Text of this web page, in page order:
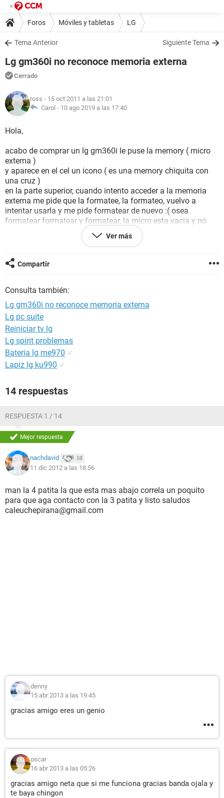
Foros Móviles y tabletas LG
Tema Anterior Siguiente Tema
Lg gm360i no reconoce memoria externa
Cerrado
ross - 15 oct 2011 a las 21:01
Carol - 10 ago 2019 a las 17:40
Hola,
acabo de comprar un lg gm360i le puse la memory ( micro
externa )
y aparece en el cel un icono ( es una memory chiquita con
una cruz )
en la parte superior, cuando intento acceder a la memoria
externa me pide que la formatee, la formateo, vuelvo a
intentar usarla y me pide formatear de nuevo :( osea
formatear formatear y formatear, la micro esta vacia y no
puedo acceder a ella desde el celular, ya comprobe la micro
con un psp osea si sirve, como podria configurar el cel para
Ver más
Compartir
Consulta también:
Lg gm360i no reconoce memoria externa
Lg pc suite
Reiniciar tv lg
Lg spirit problemas
Bateria lg me970 ✓
Lapiz lg ku990 ✓
14 respuestas
RESPUESTA 1 / 14
Mejor respuesta
nachdavid 58
11 dic 2012 a las 18:56
man la 4 patita la que esta mas abajo correla un poquito
para que aga contacto con la 3 patita y listo saludos
caleuchepirana@gmail.com
denny
15 abr 2013 a las 19:45
gracias amigo eres un genio
oscar
16 abr 2013 a las 05:26
gracias amigo neta que si me funciona gracias banda ojala y
te baya chingon